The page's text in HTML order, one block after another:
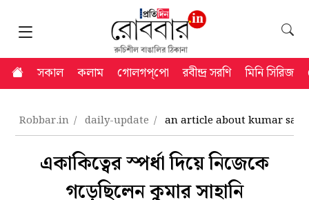
সকাল কলাম গোলগপ্‌পো রবীন্দ্র সরণি মিনি সিরিজ
Robbar.in daily-update an article about kumar
একাকিত্বের স্পর্ধা দিয়ে নিজেকে
গড়েছিলেন কুমার সাহানি